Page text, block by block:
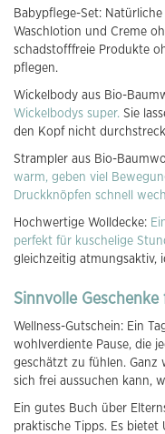
Babypflege-Set:
Waschlotion und Creme
schadstofffreie Produkte
pflegen.
Wickelbody aus Bio-
Wickelbodys super. Sie
den Kopf nicht
Strampler aus Bio-
warm, geben viel
Druckknöpfen schnell
Hochwertige Wolldecke:
perfekt für kuschelige
gleichzeitig atmungsaktiv,
Sinnvolle
Wellness-Gutschein: Ein
wohlverdiente Pause, die
geschätzt zu fühlen. Ganz
sich frei aussuchen kann,
Ein gutes Buch über
praktische Tipps. Es